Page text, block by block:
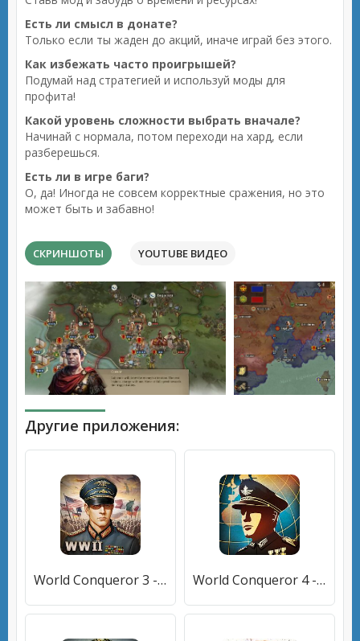
Есть ли смысл в донате?
Только если ты жаден до акций, иначе играй без этого.
Как избежать часто проигрышей?
Подумай над стратегией и используй моды для
профита!
Какой уровень сложности выбрать вначале?
Начинай с нормала, потом переходи на хард, если
разберешься.
Есть ли в игре баги?
О, да! Иногда не совсем корректные сражения, но это
может быть и забавно!
СКРИНШОТЫ YOUTUBE ВИДЕО
Другие приложения:
World Conqueror 3 - WW2 Strategy game World Conqueror 4 - WW2 Strategy game